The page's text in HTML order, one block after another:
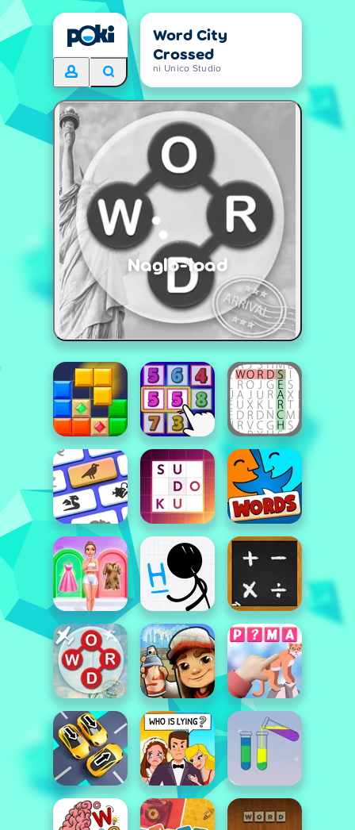
Word City
Crossed
ni Unico Studio
Naglo-load